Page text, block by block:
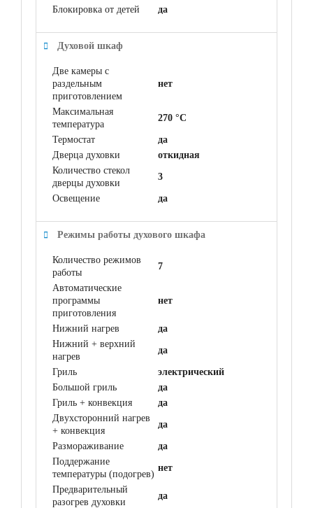
Блокировка от детей
да
Духовой шкаф
Две камеры с
раздельным
приготовлением
нет
Максимальная
температура
270 °C
Термостат
да
Дверца духовки
откидная
Количество стекол
дверцы духовки
3
Освещение да
Режимы работы духового шкафа
Количество режимов
работы
7
Автоматические
программы
приготовления
нет
Нижний нагрев
да
Нижний + верхний
нагрев
да
Гриль
электрический
Большой гриль
да
Гриль + конвекция
да
Двухсторонний нагрев
+ конвекция
да
Размораживание
да
Поддержание
температуры (подогрев)
нет
Предварительный
разогрев духовки
да